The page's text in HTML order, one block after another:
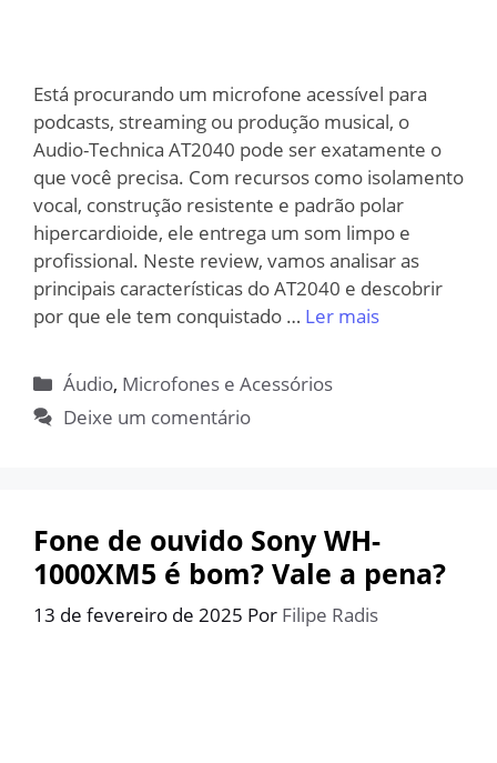
Está procurando um microfone acessível para
podcasts, streaming ou produção musical, o
Audio-Technica AT2040 pode ser exatamente o
que você precisa. Com recursos como isolamento
vocal, construção resistente e padrão polar
hipercardioide, ele entrega um som limpo e
profissional. Neste review, vamos analisar as
principais características do AT2040 e descobrir
por que ele tem conquistado … Ler mais
Categorias
Áudio, Microfones e Acessórios
Deixe um comentário
Fone de ouvido Sony WH-
1000XM5 é bom? Vale a pena?
13 de fevereiro de 2025 Por Filipe Radis